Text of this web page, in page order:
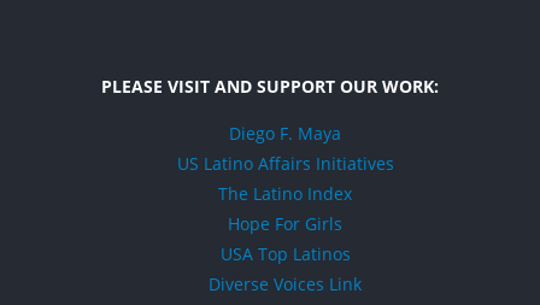
PLEASE VISIT AND SUPPORT OUR WORK:
Diego F. Maya
US Latino Affairs Initiatives
The Latino Index
Hope For Girls
USA Top Latinos
Diverse Voices Link